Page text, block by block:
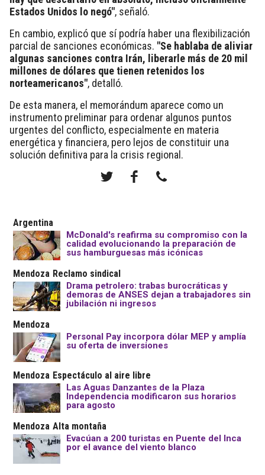
Estados Unidos lo negó", señaló.
En cambio, explicó que sí podría haber una flexibilización
parcial de sanciones económicas. "Se hablaba de aliviar
algunas sanciones contra Irán, liberarle más de 20 mil
millones de dólares que tienen retenidos los
norteamericanos", detalló.
De esta manera, el memorándum aparece como un
instrumento preliminar para ordenar algunos puntos
urgentes del conflicto, especialmente en materia
energética y financiera, pero lejos de constituir una
solución definitiva para la crisis regional.
Argentina
McDonald's reafirma su compromiso con la
calidad evolucionando la preparación de
sus hamburguesas más icónicas
Mendoza Reclamo sindical
Drama petrolero: trabas burocráticas y
demoras de ANSES dejan a trabajadores sin
jubilación ni ingresos
Mendoza
Personal Pay incorpora dólar MEP y amplía
su oferta de inversiones
Mendoza Espectáculo al aire libre
Las Aguas Danzantes de la Plaza
Independencia modificaron sus horarios
para agosto
Mendoza Alta montaña
Evacúan a 200 turistas en Puente del Inca
por el avance del viento blanco